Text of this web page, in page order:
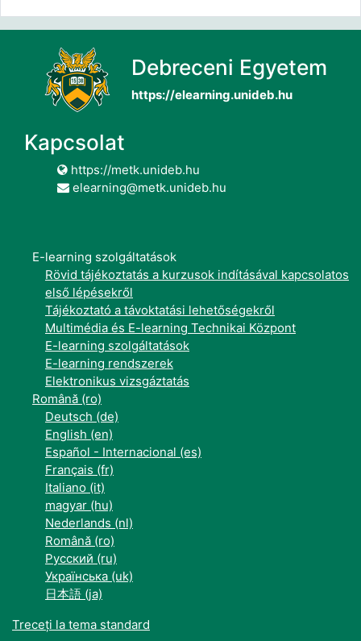
Debreceni Egyetem
https://elearning.unideb.hu
Kapcsolat
https://metk.unideb.hu
elearning@metk.unideb.hu
E-learning szolgáltatások
Rövid tájékoztatás a kurzusok indításával kapcsolatos
első lépésekről
Tájékoztató a távoktatási lehetőségekről
Multimédia és E-learning Technikai Központ
E-learning szolgáltatások
E-learning rendszerek
Elektronikus vizsgáztatás
Română ‎(ro)‎
Deutsch ‎(de)‎
English ‎(en)‎
Español - Internacional ‎(es)‎
Français ‎(fr)‎
Italiano ‎(it)‎
magyar ‎(hu)‎
Nederlands ‎(nl)‎
Română ‎(ro)‎
Русский ‎(ru)‎
Українська ‎(uk)‎
日本語 ‎(ja)‎
Treceți la tema standard